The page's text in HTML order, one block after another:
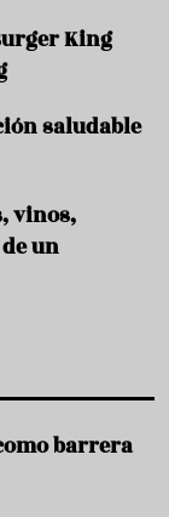
King
saludable
vinos,
un
barrera